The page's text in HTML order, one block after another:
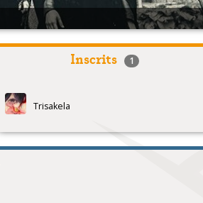
Inscrits 1
Trisakela